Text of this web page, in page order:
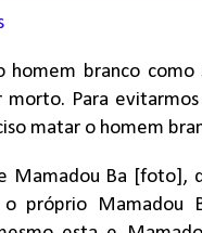
branco
Para
matar o homem
Mamadou Ba [foto],
próprio Mamadou